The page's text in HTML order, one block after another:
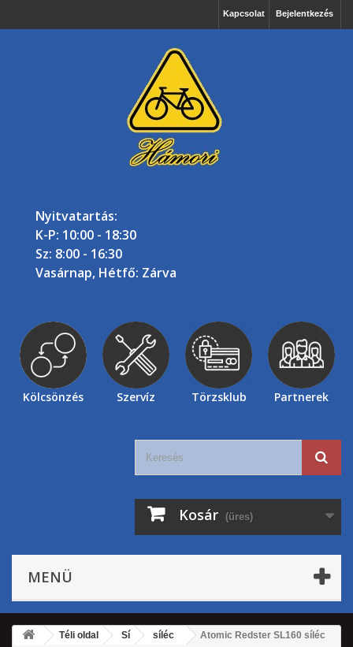
Bejelentkezés
Kapcsolat
Nyitvatartás:
K-P: 10:00 - 18:30
Sz: 8:00 - 16:30
Vasárnap, Hétfő: Zárva
Kölcsönzés Szervíz Törzsklub Partnerek
Kosár (üres)
MENÜ
Téli oldal Sí síléc
Atomic Redster SL160 síléc